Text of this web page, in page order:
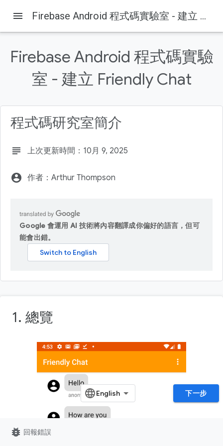
Firebase Firebase Codelabs
這個頁面中的內容
1. 總覽
2. 取得程式碼範例
匯入 Android Studio
menu Firebase Android 程式碼實驗室 - 建立 Friendly Chat
Firebase Android 程式碼實驗
室 - 建立 Friendly Chat
程式碼研究室簡介
subject 上次更新時間：10月 9, 2025
account_circle 作者：Arthur Thompson
Google 會運用 AI 技術將內容翻譯成你偏好的語言，但可
能會出錯。
1. 總覽
下一步
bug_report 回報錯誤